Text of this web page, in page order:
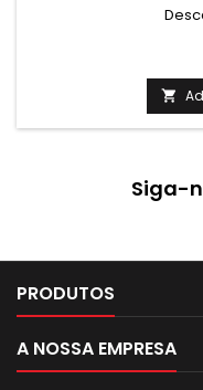

Siga-
PRODUTOS
A NOSSA EMPRESA